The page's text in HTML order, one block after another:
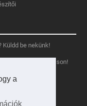
a
Küldd be nekünk!
hogy fennmaradhasson!